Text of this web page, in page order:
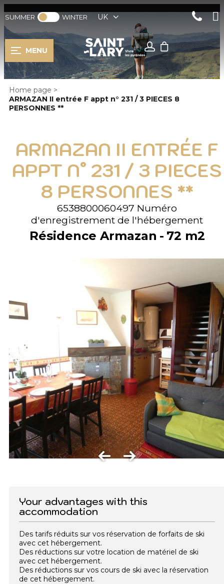
SUMMER WINTER UK
MENU
Home page >
ARMAZAN II entrée F appt n° 231 / 3 PIECES 8
PERSONNES **
ARMAZAN II ENTRÉE F
APPT N° 231 / 3 PIECES
8 PERSONNES **
6538800060497 Numéro
d'enregistrement de l'hébergement
Résidence Armazan 72 m2
Your advantages with this
accommodation
Des tarifs réduits sur vos réservation de forfaits de ski
avec cet hébergement.
Des réductions sur votre location de matériel de ski
avec cet hébergement.
Des réductions sur vos cours de ski avec la réservation
de cet hébergement.